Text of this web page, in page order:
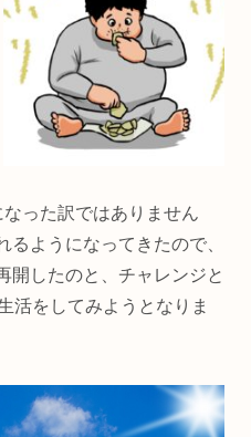
った訳ではありません
ようになってきたので、
開したのと、チャレンジと
活をしてみようとなりま